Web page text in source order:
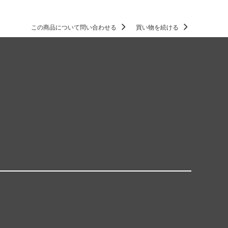
この商品について問い合わせる 買い物を続ける